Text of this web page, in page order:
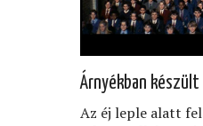
Árnyékban
Az éj leple alatt